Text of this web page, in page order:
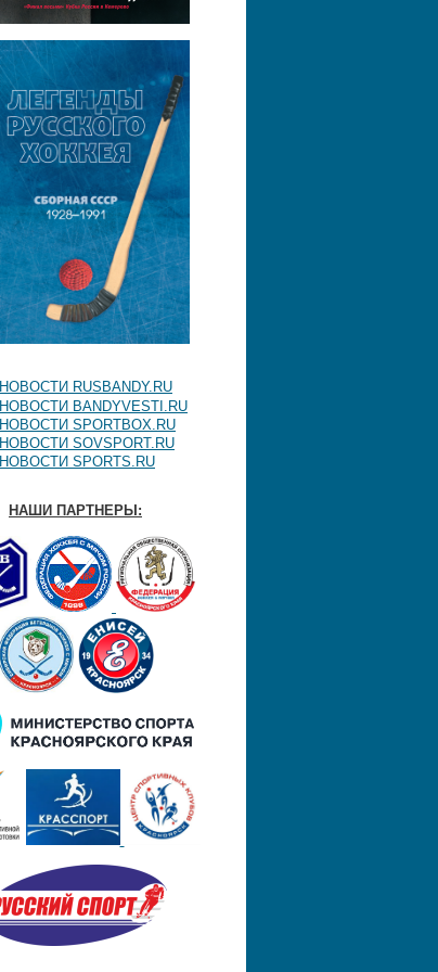
НОВОСТИ RUSBANDY.RU
НОВОСТИ BANDYVESTI.RU
НОВОСТИ SPORTBOX.RU
НОВОСТИ SOVSPORT.RU
НОВОСТИ SPORTS.RU
НАШИ ПАРТНЕРЫ: